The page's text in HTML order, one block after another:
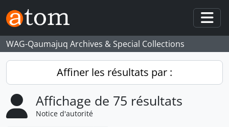
Skip to main content
WAG-Qaumajuq Archives & Special Collections
Affiner les résultats par :
Affichage de 75 résultats
Notice d'autorité